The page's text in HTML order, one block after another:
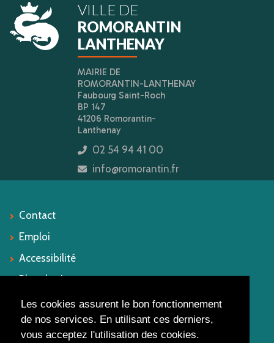
Les cookies assurent le bon fonctionnement
de nos services. En utilisant ces derniers,
vous acceptez l'utilisation des cookies.
VILLE DE
ROMORANTIN
LANTHENAY
MAIRIE DE
ROMORANTIN-LANTHENAY
Faubourg Saint-Roch
BP 147
41206 Romorantin-
Lanthenay
icon
02 54 94 41 00
icon
info@romorantin.fr
Contact
Emploi
Accessibilité
Plan du site
Mentions légales